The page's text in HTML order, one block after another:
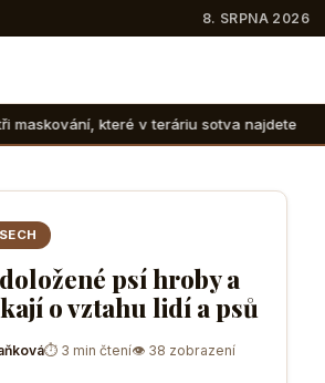
8. SRPNA 2026
sotva najdete Suchozemské
psí hroby a
o vztahu lidí a psů
⏱ 3 min čtení👁 38 zobrazení